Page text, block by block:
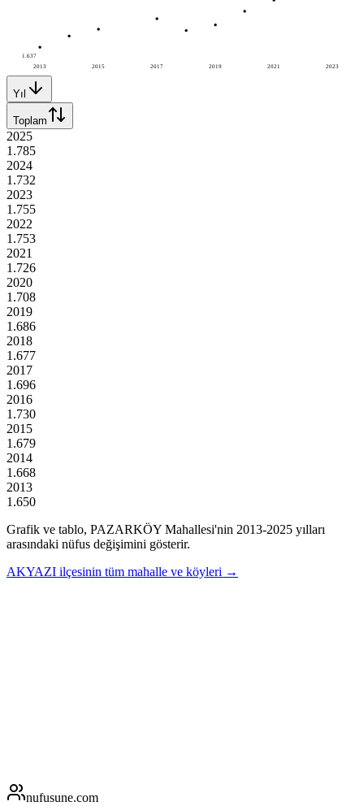
2013 2015 2017 2019 2021 2023
1.637
Yıl
Toplam
2025
1.785
2024
1.732
2023
1.755
2022
1.753
2021
1.726
2020
1.708
2019
1.686
2018
1.677
2017
1.696
2016
1.730
2015
1.679
2014
1.668
2013
1.650
Grafik ve tablo, PAZARKÖY Mahallesi'nin 2013-2025 yılları
arasındaki nüfus değişimini gösterir.
AKYAZI ilçesinin tüm mahalle ve köyleri →
nufusune.com